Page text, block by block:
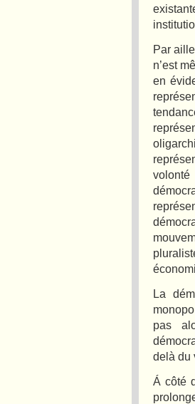
Par
n’est
en
La
pas
delà du
Á côté